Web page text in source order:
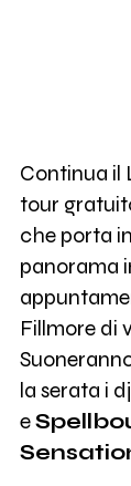
Continua il
tour
che porta
panorama
Fillmore di
la serata i
e